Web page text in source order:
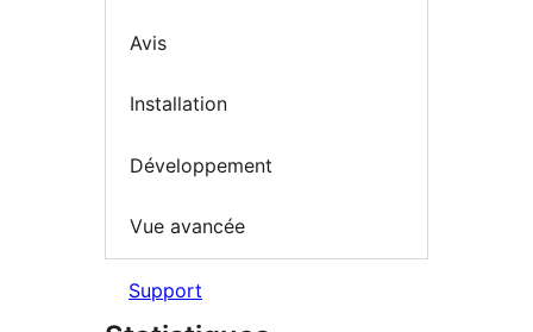
Avis
Installation
Développement
Vue avancée
Support